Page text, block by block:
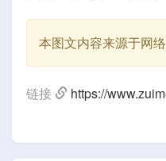
本图文内容来源于网
链接 https://